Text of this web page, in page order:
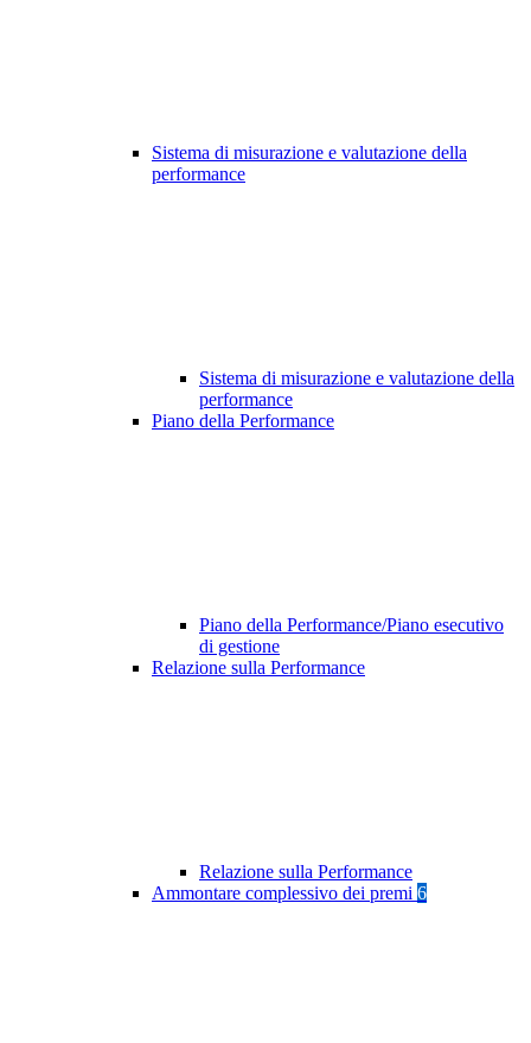
Sistema di misurazione e valutazione della
performance
Sistema di misurazione e valutazione della
performance
Piano della Performance
Piano della Performance/Piano esecutivo
di gestione
Relazione sulla Performance
Relazione sulla Performance
Ammontare complessivo dei premi 6